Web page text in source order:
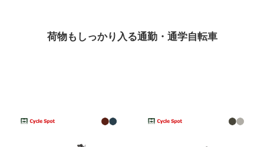
イベント
メディア
荷物もしっかり入る通勤・通学自転車